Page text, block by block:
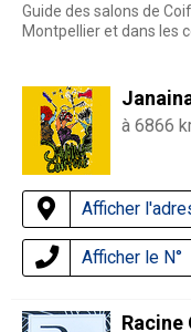
Guide des salons de
Montpellier et dans les
à 6866
Afficher
Afficher le N°
Racine